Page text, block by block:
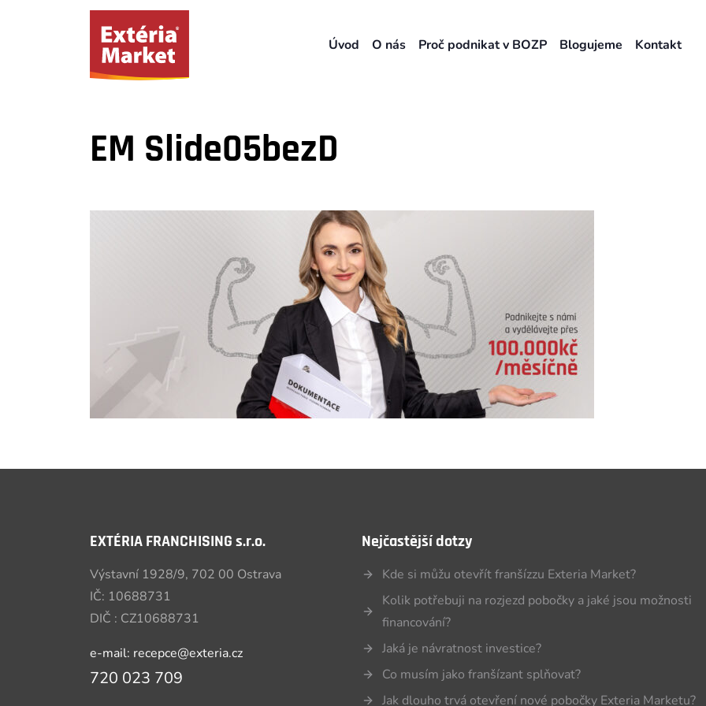
Úvod O nás Proč podnikat v BOZP Blogujeme Kontakt
EM Slide05bezD
EXTÉRIA FRANCHISING s.r.o.
Výstavní 1928/9, 702 00 Ostrava
IČ: 10688731
DIČ : CZ10688731
e-mail: recepce@exteria.cz
720 023 709
Nejčastější dotzy
Kde si můžu otevřít franšízzu Exteria Market?
Kolik potřebuji na rozjezd pobočky a jaké jsou možnosti
financování?
Jaká je návratnost investice?
Co musím jako franšízant splňovat?
Jak dlouho trvá otevření nové pobočky Exteria Marketu?